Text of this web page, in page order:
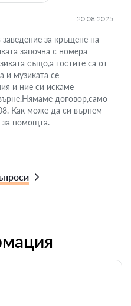
20.08.2025
за кръщене на
започна с номера
също,а гостите са от
и музиката се
и ние си искаме
договор,само
Как може да си върнем
за помощта.